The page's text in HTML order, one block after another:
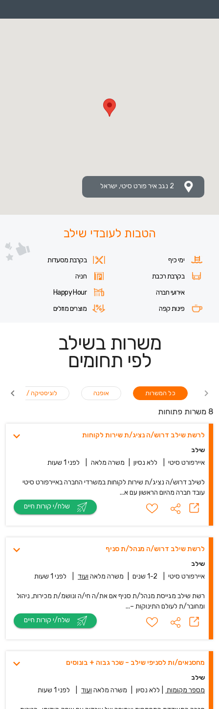
2 נגב איר פורט סיטי, ישראל
הטבות לעובדי שילב
ימי כיף
בקרבת מסעדות
בקרבת רכבת
חניה
אירועי חברה
Happy Hour
פינות קפה
מוצרים מוזלים
משרות בשילב
לפי תחומים
לוגיסטיקה / שילוח אופנה כל המשרות
8 משרות פתוחות
לרשת שילב דרוש/ה נציג/ת שירות לקוחות
שילב
איירפורט סיטי ללא נסיון משרה מלאה לפני 1 שעות
לשילב דרוש/ה נציג/ת שירות לקוחות במשרדי החברה באיירפורט סיטי
עובד חברה מהיום הראשון עם א...
לרשת שילב דרוש/ה מנהל/ת סניף
שילב
איירפורט סיטי 1-2 שנים משרה מלאה ועוד לפני 1 שעות
רשת שילב מגייסת מנהל/ת סניף אם את/ה חי/ה ונושמ/ת מכירות, ניהול
ומחובר/ת לעולם התינוקות –...
מחסנאים/ות לסניפי שילב – שכר גבוה + בונוסים
שילב
מספר מקומות ללא נסיון משרה מלאה ועוד לפני 1 שעות